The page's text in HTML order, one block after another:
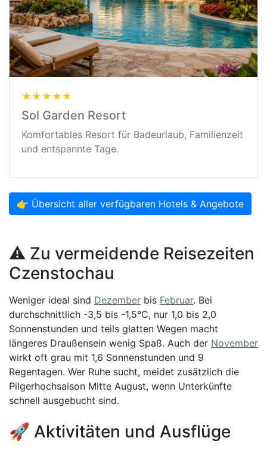
★★★★★
Sol Garden Resort
Komfortables Resort für Badeurlaub, Familienzeit
und entspannte Tage.
👉 Übersicht aller verfügbaren Hotels & Angebote
⚠️ Zu vermeidende Reisezeiten
Czenstochau
Weniger ideal sind Dezember bis Februar. Bei
durchschnittlich -3,5 bis -1,5°C, nur 1,0 bis 2,0
Sonnenstunden und teils glatten Wegen macht
längeres Draußensein wenig Spaß. Auch der November
wirkt oft grau mit 1,6 Sonnenstunden und 9
Regentagen. Wer Ruhe sucht, meidet zusätzlich die
Pilgerhochsaison Mitte August, wenn Unterkünfte
schnell ausgebucht sind.
🚀 Aktivitäten und Ausflüge